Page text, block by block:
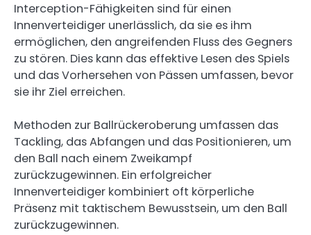
Interception-Fähigkeiten sind für einen
Innenverteidiger unerlässlich, da sie es ihm
ermöglichen, den angreifenden Fluss des Gegners
zu stören. Dies kann das effektive Lesen des Spiels
und das Vorhersehen von Pässen umfassen, bevor
sie ihr Ziel erreichen.
Methoden zur Ballrückeroberung umfassen das
Tackling, das Abfangen und das Positionieren, um
den Ball nach einem Zweikampf
zurückzugewinnen. Ein erfolgreicher
Innenverteidiger kombiniert oft körperliche
Präsenz mit taktischem Bewusstsein, um den Ball
zurückzugewinnen.